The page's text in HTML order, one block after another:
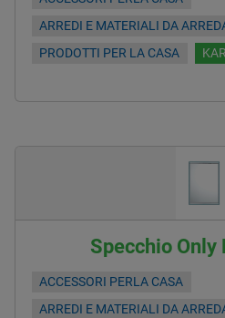
ARREDI E MATERIALI DA
PRODOTTI PER LA CASA
Specchio Only
ACCESSORI PERLA CASA
ARREDI E MATERIALI DA